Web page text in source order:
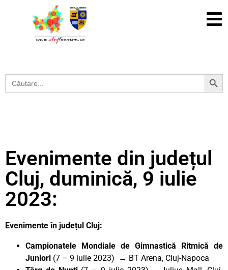
Search
for:
Search Button
Evenimente din județul
Cluj, duminică, 9 iulie
2023:
Evenimente în județul Cluj:
Campionatele Mondiale de Gimnastică Ritmică de
Juniori (7 – 9 iulie 2023) → BT Arena, Cluj-Napoca